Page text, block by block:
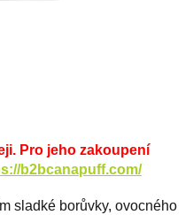
Pro jeho zakoupení
b2bcanapuff.com/
sladké borůvky, ovocného